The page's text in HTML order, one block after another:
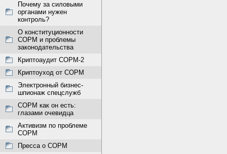
Почему за силовыми
органами нужен
контроль?
О конституционности
СОРМ и проблемы
законодательства
Криптоаудит СОРМ-2
Криптоуход от СОРМ
Электронный бизнес-
шпионаж спецслужб
СОРМ как он есть:
глазами очевидца
Активизм по проблеме
СОРМ
Пресса о СОРМ